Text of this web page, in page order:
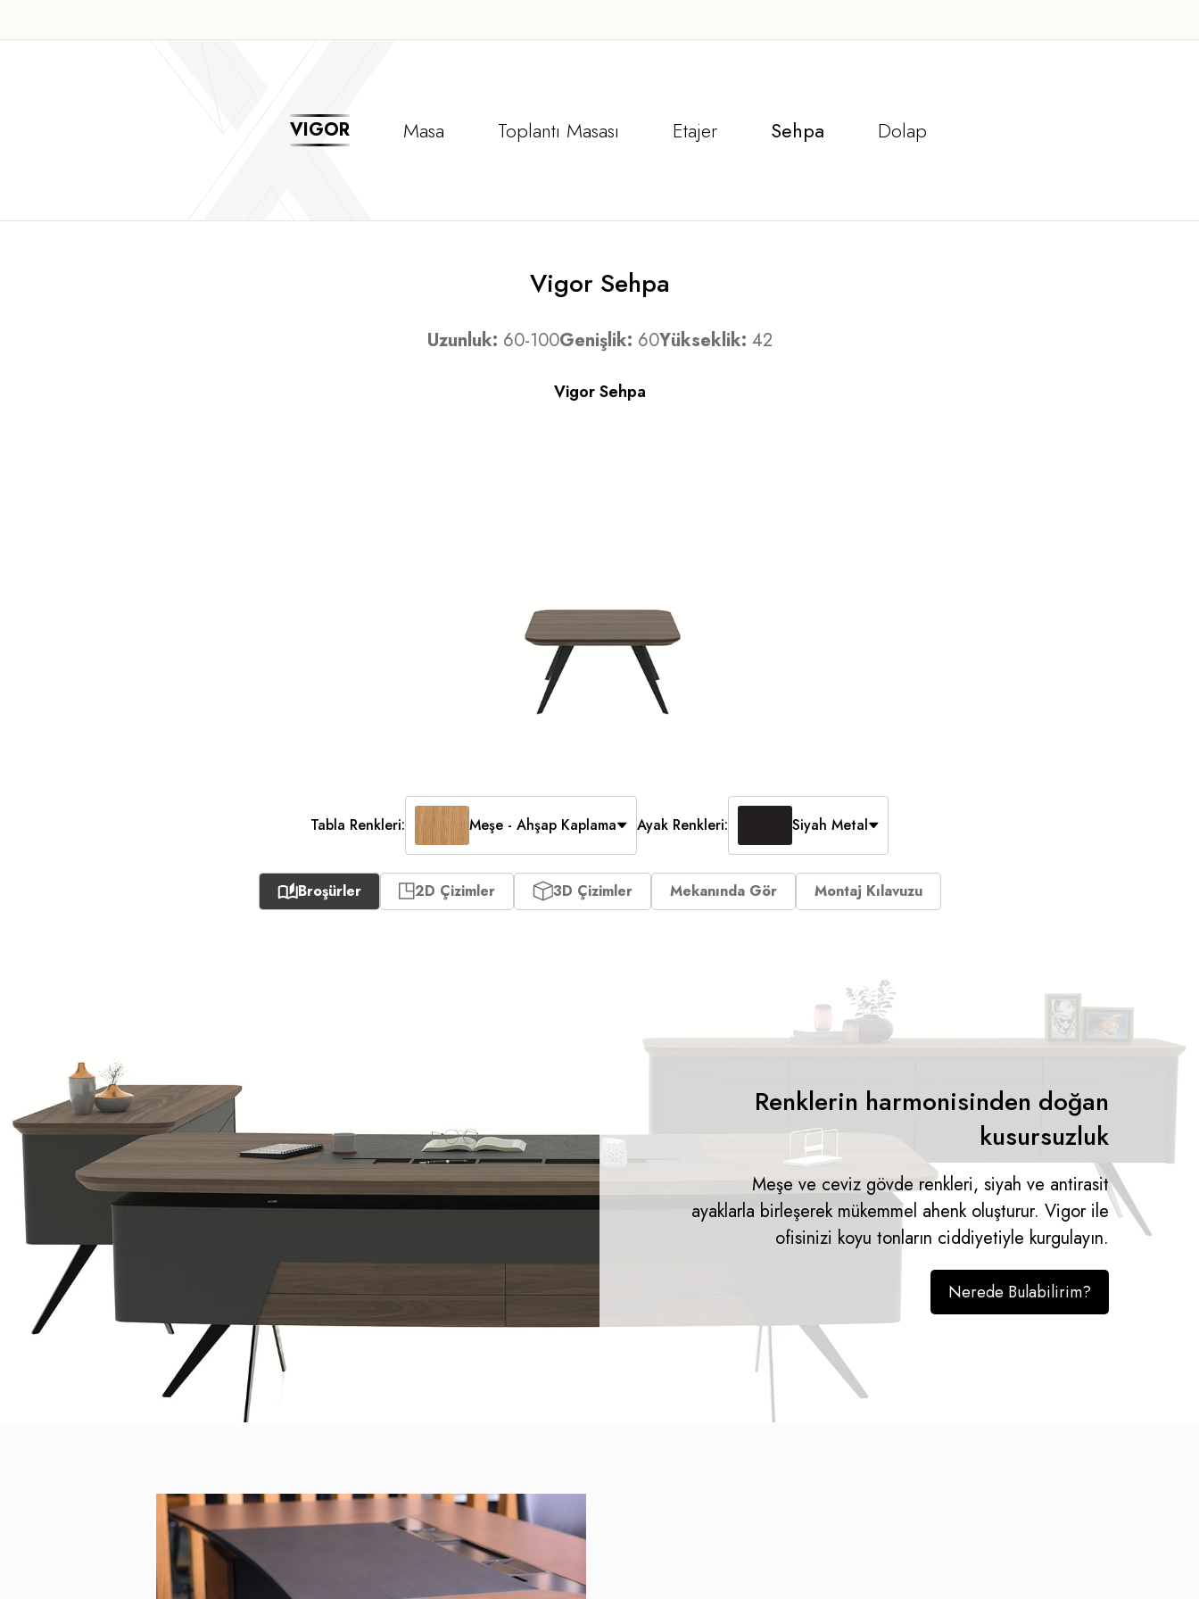
VIGOR Masa Toplantı Masası Etajer Sehpa Dolap
Vigor Sehpa
Uzunluk: 60-100Genişlik: 60Yükseklik: 42
Vigor Sehpa
Tabla Renkleri: Meşe - Ahşap Kaplama Ayak Renkleri: Siyah Metal
Broşürler 2D Çizimler 3D Çizimler Mekanında Gör Montaj Kılavuzu
Renklerin harmonisinden doğan
kusursuzluk
Meşe ve ceviz gövde renkleri, siyah ve antirasit
ayaklarla birleşerek mükemmel ahenk oluşturur. Vigor ile
ofisinizi koyu tonların ciddiyetiyle kurgulayın.
Nerede Bulabilirim?